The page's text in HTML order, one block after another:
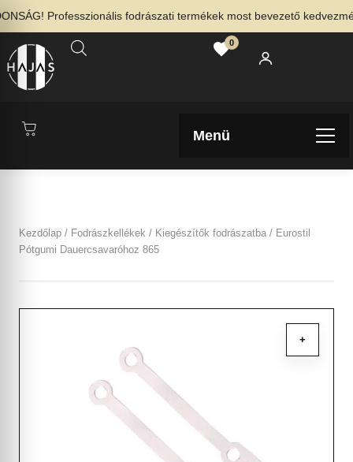
Professzionális fodrászati termékek most bevezető
0
Menü
Kezdőlap / Fodrászkellékek / Kiegészítők fodrászatba / Eurostil
Pótgumi Dauercsavaróhoz 865
+